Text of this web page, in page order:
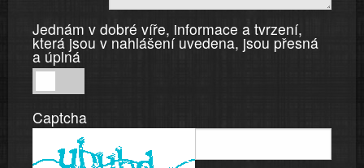
Jednám v dobré víře, informace a tvrzení,
která jsou v nahlášení uvedena, jsou přesná
a úplná
v
dobré
informace
Captcha